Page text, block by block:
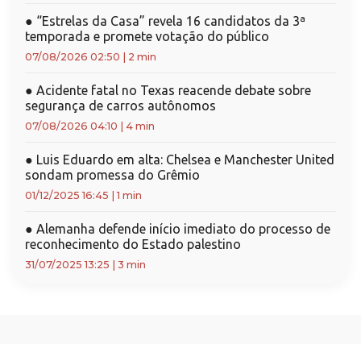
● “Estrelas da Casa” revela 16 candidatos da 3ª
temporada e promete votação do público
07/08/2026 02:50 2 min
● Acidente fatal no Texas reacende debate sobre
segurança de carros autônomos
07/08/2026 04:10 4 min
● Luis Eduardo em alta: Chelsea e Manchester United
sondam promessa do Grêmio
01/12/2025 16:45 |1 min
● Alemanha defende início imediato do processo de
reconhecimento do Estado palestino
31/07/2025 13:25 3 min